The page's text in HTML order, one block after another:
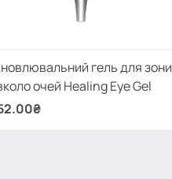
гель для зони
очей Healing Eye Gel